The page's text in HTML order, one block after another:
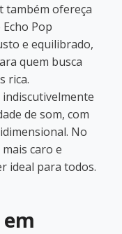
também ofereça
Pop
e equilibrado,
quem busca
rica.
indiscutivelmente
de som, com
No
caro e
ideal para todos.